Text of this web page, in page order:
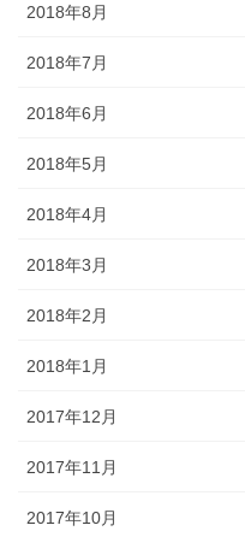
2018年8月
2018年7月
2018年6月
2018年5月
2018年4月
2018年3月
2018年2月
2018年1月
2017年12月
2017年11月
2017年10月